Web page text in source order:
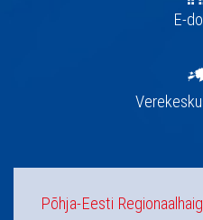
E-
Põhja-Eesti